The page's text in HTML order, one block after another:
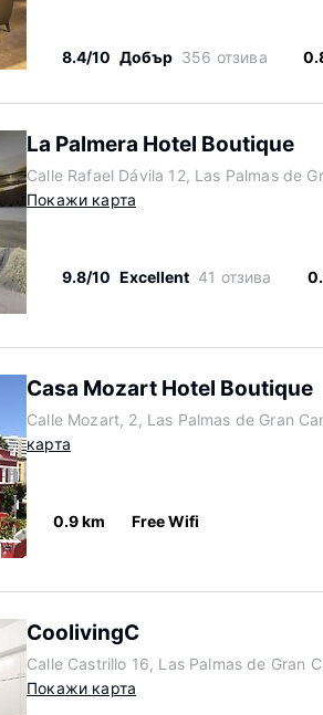
8.4/10 Добър 356 отзива
La Palmera Hotel Boutique
Calle Rafael Dávila 12, Las Palmas de
Покажи карта
9.8/10 Excellent 41 отзива
Casa Mozart Hotel Boutique
Calle Mozart, 2, Las Palmas de Gran
карта
0.9 km Free Wifi
CoolivingC
Calle Castrillo 16, Las Palmas de Gran
Покажи карта